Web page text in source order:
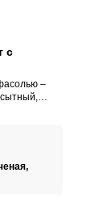
с
–
сытный,
пару